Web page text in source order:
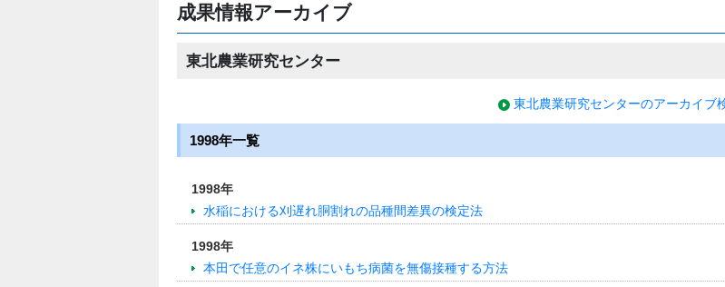
成果情報アーカイブ
東北農業研究センター
東北農業研究センターのアーカイブ
1998年一覧
1998年
水稲における刈遅れ胴割れの品種間差異の検定法
1998年
本田で任意のイネ株にいもち病菌を無傷接種する方法